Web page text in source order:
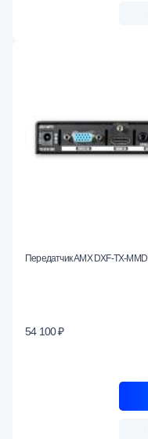
Передатчик AMX DXF-TX-MMD
54 100 ₽